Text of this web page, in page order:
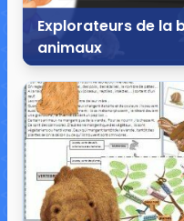
Explorateurs de la
animaux
9 commentaires